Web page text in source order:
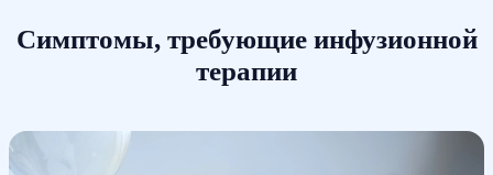
Симптомы, требующие инфузионной
терапии